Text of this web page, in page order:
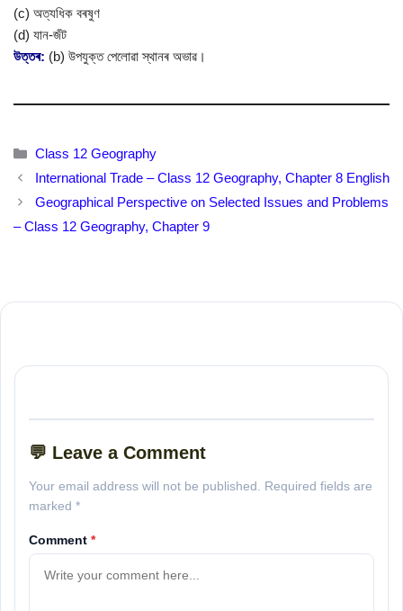
(c) অত্যধিক বৰষুণ
(d) যান-জঁট
উত্তৰ: (b) উপযুক্ত পেলোৱা স্থানৰ অভাৱ।
Categories
Class 12 Geography
International Trade – Class 12 Geography, Chapter 8 English
Geographical Perspective on Selected Issues and Problems
– Class 12 Geography, Chapter 9
💬 Leave a Comment
Your email address will not be published. Required fields are
marked *
Comment *